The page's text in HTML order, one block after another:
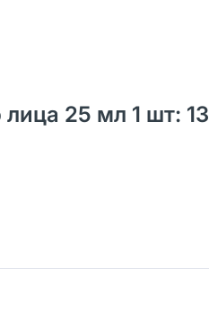
25 мл 1 шт: 13